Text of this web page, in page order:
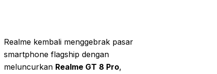
Realme kembali menggebrak pasar
smartphone flagship dengan
meluncurkan Realme GT 8 Pro,